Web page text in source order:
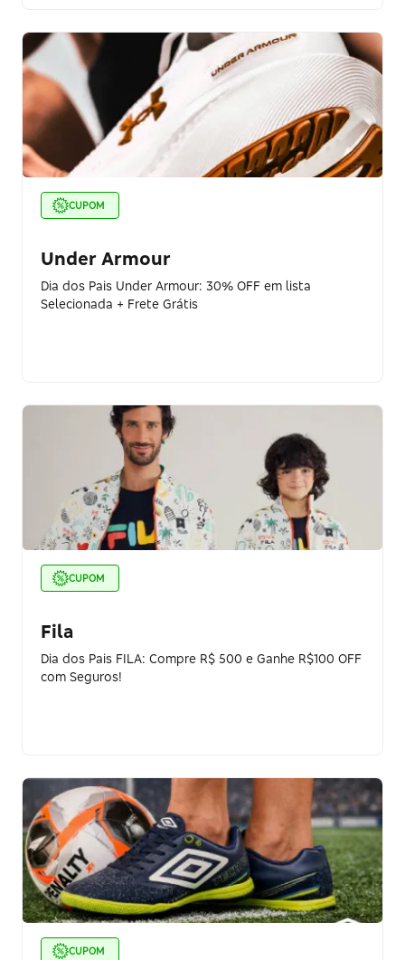
CUPOM
Under Armour
Dia dos Pais Under Armour: 30% OFF em lista
Selecionada + Frete Grátis
CUPOM
Fila
Dia dos Pais FILA: Compre R$ 500 e Ganhe R$100 OFF
com Seguros!
CUPOM